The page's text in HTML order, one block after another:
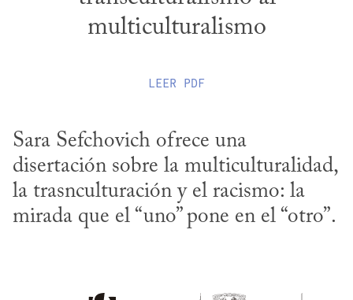
multiculturalismo
LEER PDF
Sara Sefchovich ofrece una
disertación sobre la multiculturalidad,
la trasnculturación y el racismo: la
mirada que el “uno” pone en el “otro”.